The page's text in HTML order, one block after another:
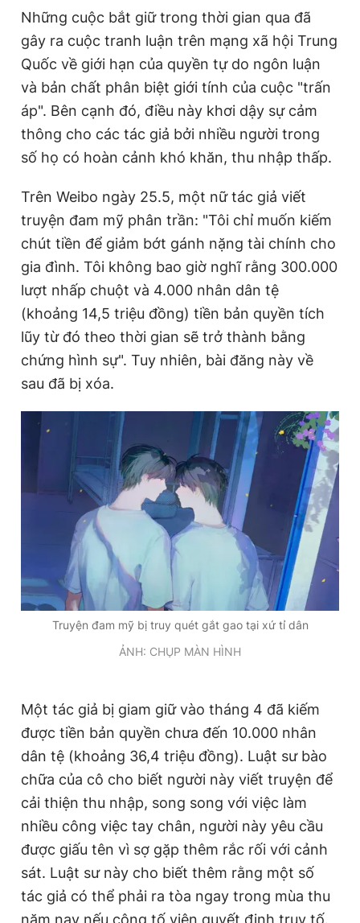
Những cuộc bắt giữ trong thời gian qua đã
gây ra cuộc tranh luận trên mạng xã hội Trung
Quốc về giới hạn của quyền tự do ngôn luận
và bản chất phân biệt giới tính của cuộc "trấn
áp". Bên cạnh đó, điều này khơi dậy sự cảm
thông cho các tác giả bởi nhiều người trong
số họ có hoàn cảnh khó khăn, thu nhập thấp.
Trên Weibo ngày 25.5, một nữ tác giả viết
truyện đam mỹ phân trần: "Tôi chỉ muốn kiếm
chút tiền để giảm bớt gánh nặng tài chính cho
gia đình. Tôi không bao giờ nghĩ rằng 300.000
lượt nhấp chuột và 4.000 nhân dân tệ
(khoảng 14,5 triệu đồng) tiền bản quyền tích
lũy từ đó theo thời gian sẽ trở thành bằng
chứng hình sự". Tuy nhiên, bài đăng này về
sau đã bị xóa.
Truyện đam mỹ bị truy quét gắt gao tại xứ tỉ dân
ẢNH: CHỤP MÀN HÌNH
Một tác giả bị giam giữ vào tháng 4 đã kiếm
được tiền bản quyền chưa đến 10.000 nhân
dân tệ (khoảng 36,4 triệu đồng). Luật sư bào
chữa của cô cho biết người này viết truyện để
cải thiện thu nhập, song song với việc làm
nhiều công việc tay chân, người này yêu cầu
được giấu tên vì sợ gặp thêm rắc rối với cảnh
sát. Luật sư này cho biết thêm rằng một số
tác giả có thể phải ra tòa ngay trong mùa thu
năm nay nếu công tố viên quyết định truy tố.